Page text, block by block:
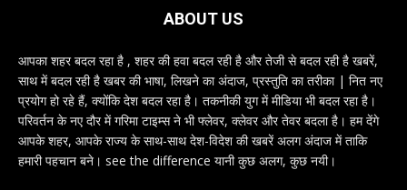
ABOUT US
आपका शहर बदल रहा है , शहर की हवा बदल रही है और तेजी से बदल रही है खबरें,
साथ में बदल रही है खबर की भाषा, लिखने का अंदाज, प्रस्तुति का तरीका | नित नए
प्रयोग हो रहे हैं, क्योंकि देश बदल रहा है। तकनीकी युग में मीडिया भी बदल रहा है।
परिवर्तन के नए दौर में गरिमा टाइम्स ने भी फ्लेवर, क्लेवर और तेवर बदला है। हम देंगे
आपके शहर, आपके राज्य के साथ-साथ देश-विदेश की खबरें अलग अंदाज में ताकि
हमारी पहचान बने। see the difference यानी कुछ अलग, कुछ नयी।